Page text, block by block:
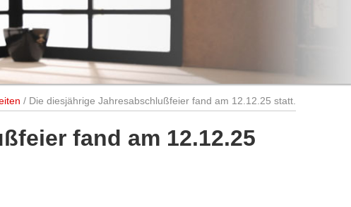
/ Die diesjährige Jahresabschlußfeier fand am 12.12.25 statt.
fand am 12.12.25